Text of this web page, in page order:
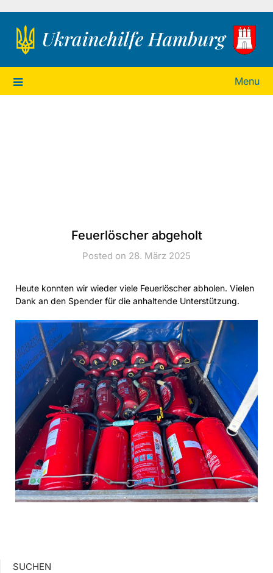
Ukrainehilfe Hamburg
Menu
Feuerlöscher abgeholt
Posted on 28. März 2025
Heute konnten wir wieder viele Feuerlöscher abholen. Vielen
Dank an den Spender für die anhaltende Unterstützung.
SUCHEN